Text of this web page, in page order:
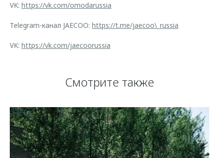
VK: https://vk.com/omodarussia
Telegram-канал JAECOO: https://t.me/jaecoo\_russia
VK: https://vk.com/jaecoorussia
Смотрите также